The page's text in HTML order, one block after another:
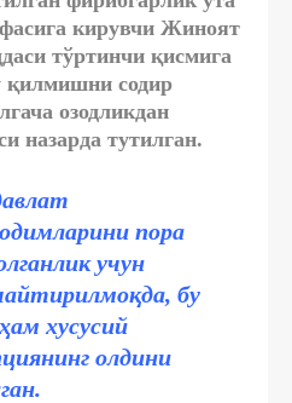
кирувчи Жиноят
тўртинчи қисмига
қилмишни содир
озодликдан
назарда тутилган.
пора
учун
бу
хусусий
олдини